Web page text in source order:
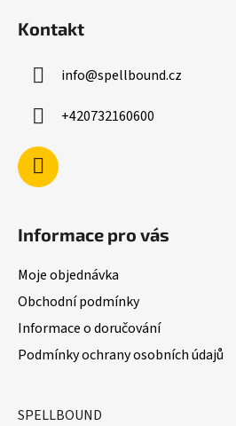
Kontakt
info@spellbound.cz
+420732160600
Informace pro vás
Moje objednávka
Obchodní podmínky
Informace o doručování
Podmínky ochrany osobních údajů
SPELLBOUND